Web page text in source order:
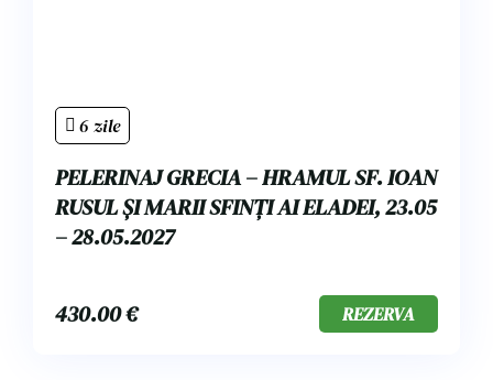
6 zile
PELERINAJ GRECIA – HRAMUL SF. IOAN
RUSUL ȘI MARII SFINȚI AI ELADEI, 23.05
– 28.05.2027
430.00€ REZERVA